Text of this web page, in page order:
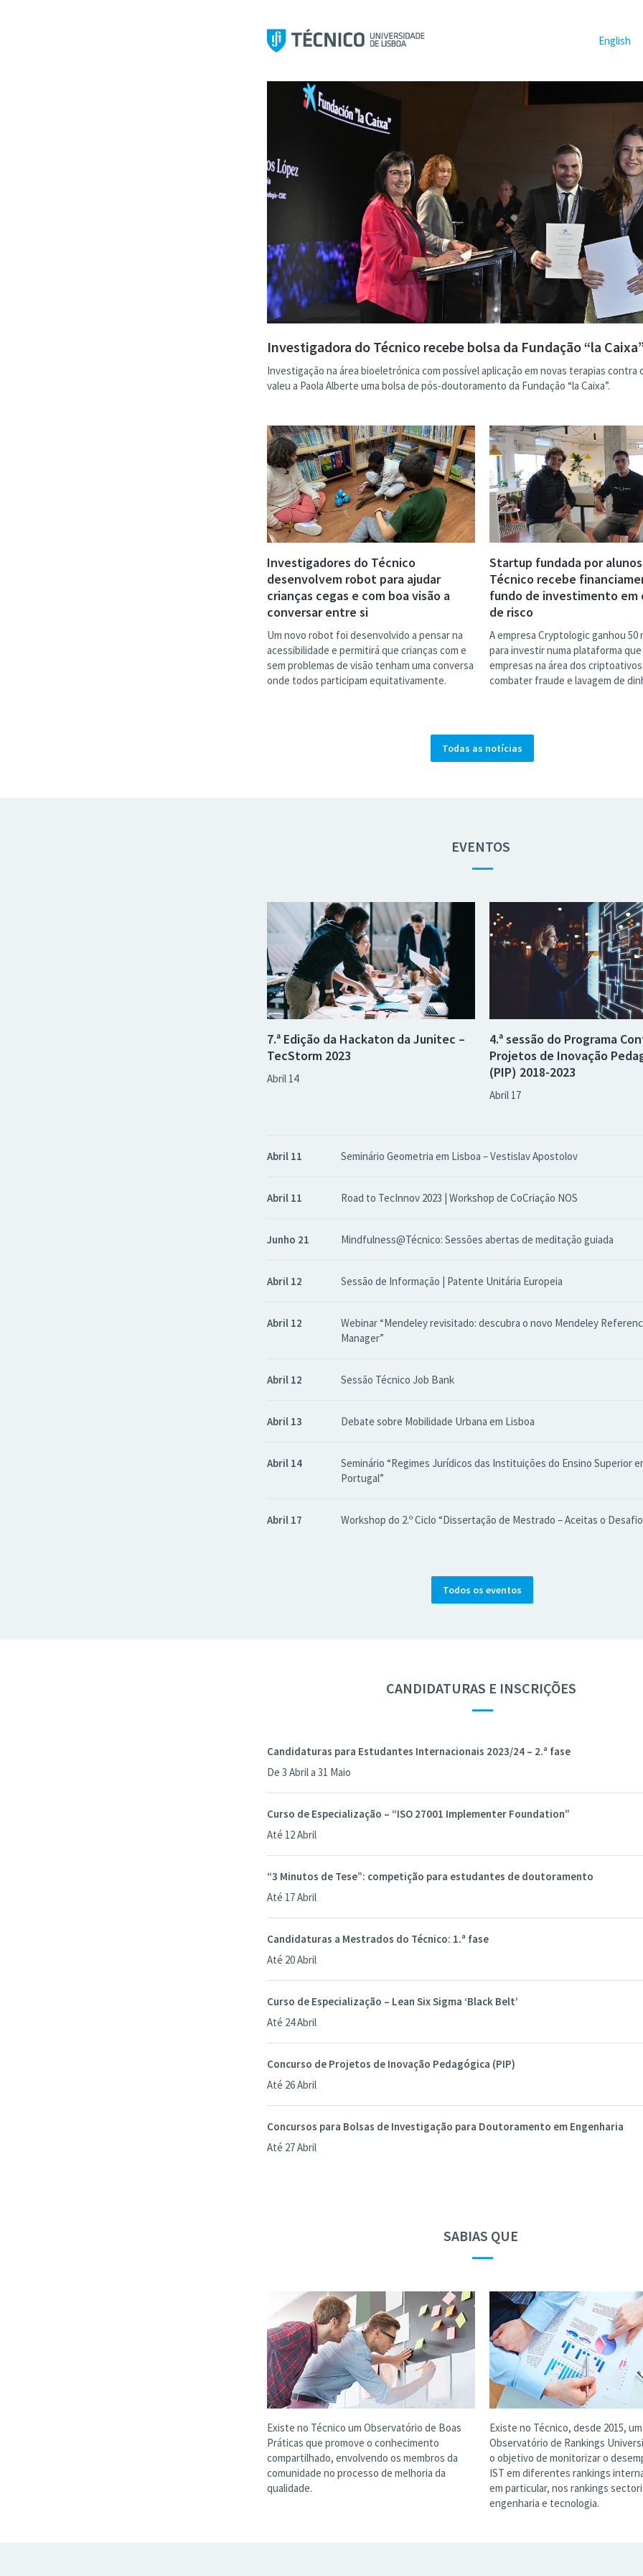
English
Investigadora do Técnico recebe bolsa da Fundação “la Caixa”
Investigação na área bioeletrónica com possível aplicação em novas terapias contra
valeu a Paola Alberte uma bolsa de pós-doutoramento da Fundação “la Caixa”.
Investigadores do Técnico
desenvolvem robot para ajudar
crianças cegas e com boa visão a
conversar entre si
Um novo robot foi desenvolvido a pensar na
acessibilidade e permitirá que crianças com e
sem problemas de visão tenham uma conversa
onde todos participam equitativamente.
Startup fundada por
Técnico recebe
fundo de investimento em
de risco
A empresa Cryptologic ganhou 50
para investir numa plataforma que
empresas na área dos
combater fraude e lavagem de
Todas as notícias
EVENTOS
—
7.ª Edição da Hackaton da Junitec –
TecStorm 2023
Abril 14
4.ª sessão do Programa
Projetos de Inovação
(PIP) 2018-2023
Abril 17
Abril 11 Seminário Geometria em Lisboa – Vestislav Apostolov
Abril 11 Road to TecInnov 2023 | Workshop de CoCriação NOS
Junho 21 Mindfulness@Técnico: Sessões abertas de meditação guiada
Abril 12 Sessão de Informação | Patente Unitária Europeia
Abril 12
Webinar “Mendeley revisitado: descubra o novo Mendeley
Manager”
Abril 12 Sessão Técnico Job Bank
Abril 13 Debate sobre Mobilidade Urbana em Lisboa
Abril 14
Seminário “Regimes Jurídicos das Instituições do Ensino Superior
Portugal”
Abril 17 Workshop do 2.º Ciclo “Dissertação de Mestrado – Aceitas o
Todos os eventos
CANDIDATURAS E INSCRIÇÕES
—
Candidaturas para Estudantes Internacionais 2023/24 – 2.ª fase
De 3 Abril a 31 Maio
Curso de Especialização – “ISO 27001 Implementer Foundation”
Até 12 Abril
“3 Minutos de Tese”: competição para estudantes de doutoramento
Até 17 Abril
Candidaturas a Mestrados do Técnico: 1.ª fase
Até 20 Abril
Curso de Especialização – Lean Six Sigma ‘Black Belt’
Até 24 Abril
Concurso de Projetos de Inovação Pedagógica (PIP)
Até 26 Abril
Concursos para Bolsas de Investigação para Doutoramento em Engenharia
Até 27 Abril
SABIAS QUE
—
Existe no Técnico um Observatório de Boas
Práticas que promove o conhecimento
compartilhado, envolvendo os membros da
comunidade no processo de melhoria da
qualidade.
Existe no Técnico, desde 2015, um
Observatório de Rankings
o objetivo de monitorizar o
IST em diferentes rankings
em particular, nos rankings
engenharia e tecnologia.